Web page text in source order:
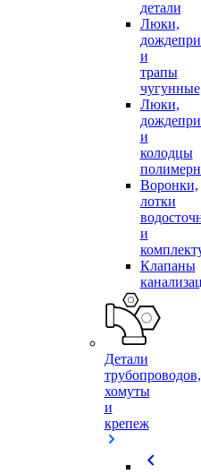
детали
Люки,
и
трапы
чугунные
Люки,
и
колодцы
Воронки,
лотки
и
Клапаны
Детали
трубопроводов,
хомуты
и
крепеж
chevron_left